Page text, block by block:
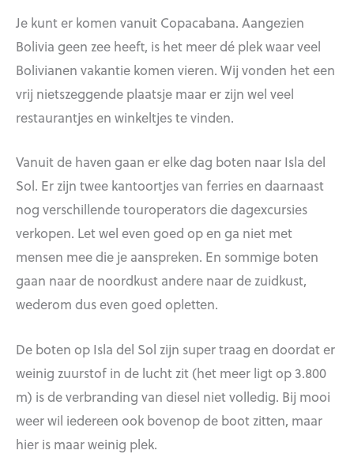
Je kunt er komen vanuit Copacabana. Aangezien
Bolivia geen zee heeft, is het meer dé plek waar veel
Bolivianen vakantie komen vieren. Wij vonden het een
vrij nietszeggende plaatsje maar er zijn wel veel
restaurantjes en winkeltjes te vinden.
Vanuit de haven gaan er elke dag boten naar Isla del
Sol. Er zijn twee kantoortjes van ferries en daarnaast
nog verschillende touroperators die dagexcursies
verkopen. Let wel even goed op en ga niet met
mensen mee die je aanspreken. En sommige boten
gaan naar de noordkust andere naar de zuidkust,
wederom dus even goed opletten.
De boten op Isla del Sol zijn super traag en doordat er
weinig zuurstof in de lucht zit (het meer ligt op 3.800
m) is de verbranding van diesel niet volledig. Bij mooi
weer wil iedereen ook bovenop de boot zitten, maar
hier is maar weinig plek.